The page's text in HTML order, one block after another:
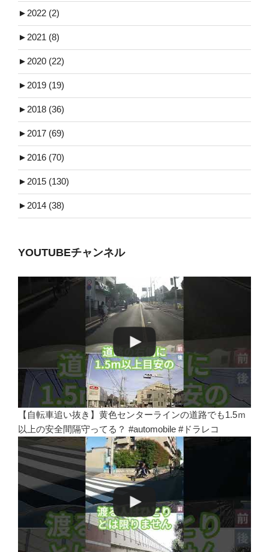
► 2022 (2)
► 2021 (8)
► 2020 (22)
► 2019 (19)
► 2018 (36)
► 2017 (69)
► 2016 (70)
► 2015 (130)
► 2014 (38)
YOUTUBEチャンネル
【自転車追い抜き】黄色センターラインの道路でも1.5ｍ
以上の安全間隔守ってる？ #automobile #ドラレコ